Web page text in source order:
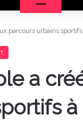
parcours urbains
a